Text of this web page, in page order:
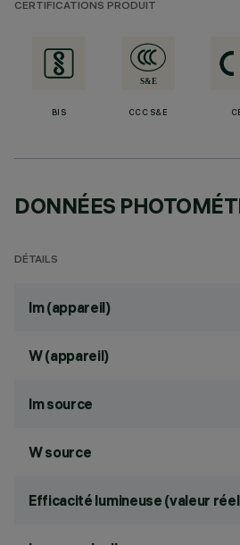
CERTIFICATIONS PRODUIT
BIS CCC S&E
DONNÉES
DÉTAILS
lm (appareil)
W (appareil)
lm source
W source
Efficacité lumineuse (valeur